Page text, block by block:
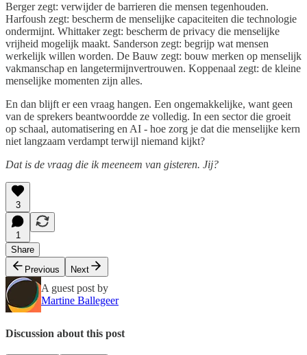
Berger zegt: verwijder de barrieren die mensen tegenhouden.
Harfoush zegt: bescherm de menselijke capaciteiten die technologie
ondermijnt. Whittaker zegt: bescherm de privacy die menselijke
vrijheid mogelijk maakt. Sanderson zegt: begrijp wat mensen
werkelijk willen worden. De Bauw zegt: bouw merken op menselijk
vakmanschap en langetermijnvertrouwen. Koppenaal zegt: de kleine
menselijke momenten zijn alles.
En dan blijft er een vraag hangen. Een ongemakkelijke, want geen
van de sprekers beantwoordde ze volledig. In een sector die groeit
op schaal, automatisering en AI - hoe zorg je dat die menselijke kern
niet langzaam verdampt terwijl niemand kijkt?
Dat is de vraag die ik meeneem van gisteren. Jij?
3
1
Share
Previous
Next
A guest post by
Martine Ballegeer
Discussion about this post